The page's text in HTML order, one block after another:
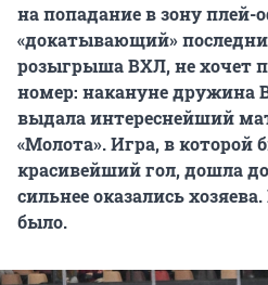
на попадание в зону плей-
«докатывающий»
розыгрыша ВХЛ, не хочет
номер: накануне дружина
выдала интереснейший
«Молота». Игра, в которой
красивейший гол, дошла
сильнее оказались
было.